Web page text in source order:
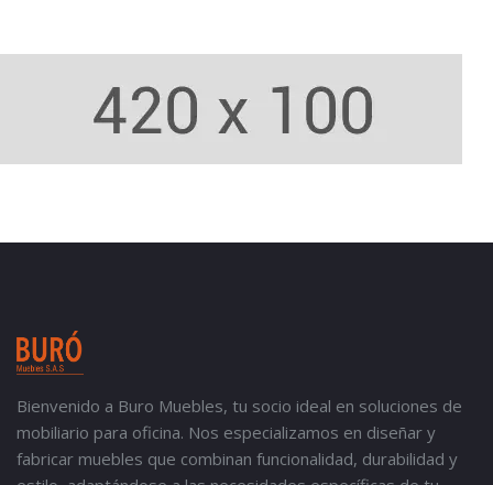
Bienvenido a Buro Muebles, tu socio ideal en soluciones de
mobiliario para oficina. Nos especializamos en diseñar y
fabricar muebles que combinan funcionalidad, durabilidad y